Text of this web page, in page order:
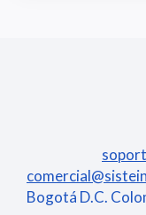
Bogotá D.C.